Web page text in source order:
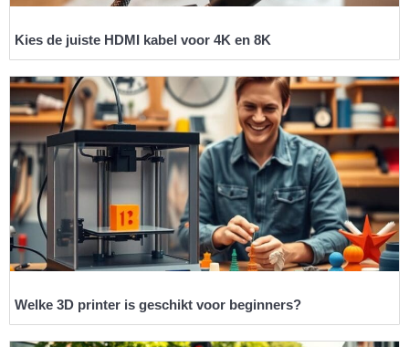
Kies de juiste HDMI kabel voor 4K en 8K
Welke 3D printer is geschikt voor beginners?